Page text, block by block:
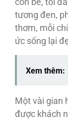
còn bé, tôi
tương đen,
thơm, mỗi
ức sống lại
Xem thêm:
Một vài gian
được khách